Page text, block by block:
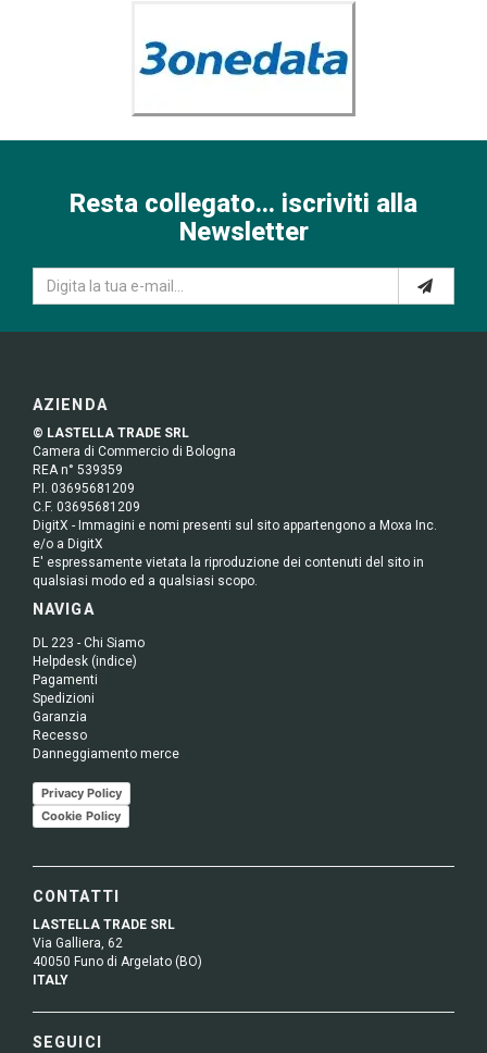
Resta collegato... iscriviti alla
Newsletter
AZIENDA
© LASTELLA TRADE SRL
Camera di Commercio di Bologna
REA n° 539359
P.I. 03695681209
C.F. 03695681209
DigitX - Immagini e nomi presenti sul sito appartengono a Moxa Inc.
e/o a DigitX
E' espressamente vietata la riproduzione dei contenuti del sito in
qualsiasi modo ed a qualsiasi scopo.
NAVIGA
DL 223 - Chi Siamo
Helpdesk (indice)
Pagamenti
Spedizioni
Garanzia
Recesso
Danneggiamento merce
Privacy Policy
Cookie Policy
CONTATTI
LASTELLA TRADE SRL
Via Galliera, 62
40050 Funo di Argelato (BO)
ITALY
SEGUICI